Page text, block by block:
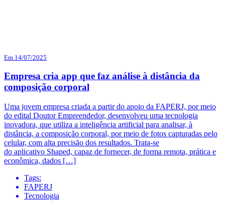
Em 14/07/2025
Empresa cria app que faz análise à distância da
composição corporal
Uma jovem empresa criada a partir do apoio da FAPERJ, por meio
do edital Doutor Empreendedor, desenvolveu uma tecnologia
inovadora, que utiliza a inteligência artificial para analisar, à
distância, a composição corporal, por meio de fotos capturadas pelo
celular, com alta precisão dos resultados. Trata-se
do aplicativo Shaped, capaz de fornecer, de forma remota, prática e
econômica, dados […]
Tags:
FAPERJ
Tecnologia